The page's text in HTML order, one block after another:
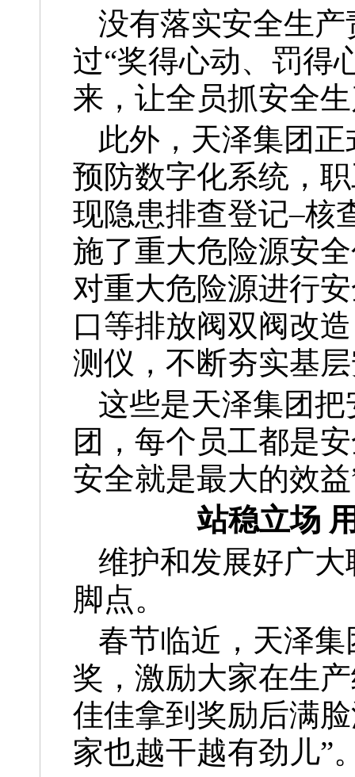
没有落实安全生
过“奖得心动、罚得
来，让全员抓安全
此外，天泽集团
预防数字化系统，
现隐患排查登记–核
施了重大危险源安
对重大危险源进行
口等排放阀双阀改
测仪，不断夯实基
这些是天泽集团
团，每个员工都是
安全就是最大的效
站稳立场
维护和发展好广
脚点。
春节临近，天泽
奖，激励大家在生
佳佳拿到奖励后满
家也越干越有劲儿”